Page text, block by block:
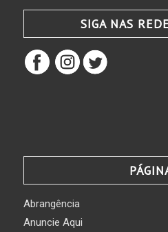
SIGA NAS
Abrangência
Anuncie Aqui